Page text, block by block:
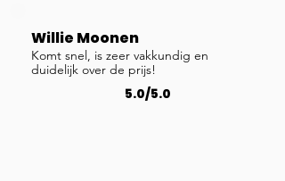
Willie Moonen
Komt snel, is zeer vakkundig en
duidelijk over de prijs!
5.0/5.0